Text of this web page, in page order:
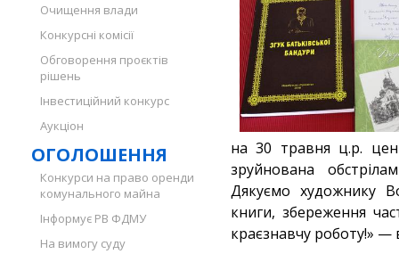
Очищення влади
Конкурсні комісії
Обговорення проєктів
рішень
Інвестиційний конкурс
Аукціон
ОГОЛОШЕННЯ
Конкурси на право оренди
комунального майна
Інформує РВ ФДМУ
На вимогу суду
на 30 травня ц.р.
зруйнована
Дякуємо художнику
книги, збереження
краєзнавчу роботу!» —